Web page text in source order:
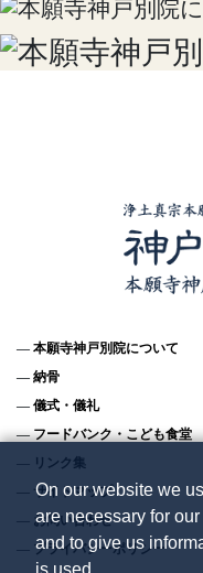
本願寺神戸別院について
納骨
儀式・儀礼
フードバンク・こども食堂
リンク集
サイトマップ
お問い合わせ
プライバシーポリシー
On our website we
are necessary for
and to give us
is used.